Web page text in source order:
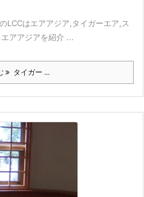
LCCはエアアジア,タイガーエア,ス
アアジアを紹介 ...
タイガー ...